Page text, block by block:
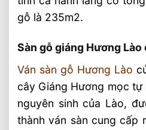
gỗ là 235m2.
Sàn gỗ giáng Hương Lào
Ván sàn gỗ Hương Lào
cây Giáng Hương mọc
nguyên sinh của Lào,
thành ván sàn cung cấp